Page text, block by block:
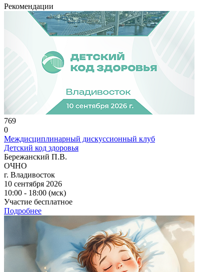
Рекомендации
769
0
Междисциплинарный дискуссионный клуб
Детский код здоровья
Бережанский П.В.
ОЧНО
г. Владивосток
10 сентября 2026
10:00 - 18:00 (мск)
Участие бесплатное
Подробнее